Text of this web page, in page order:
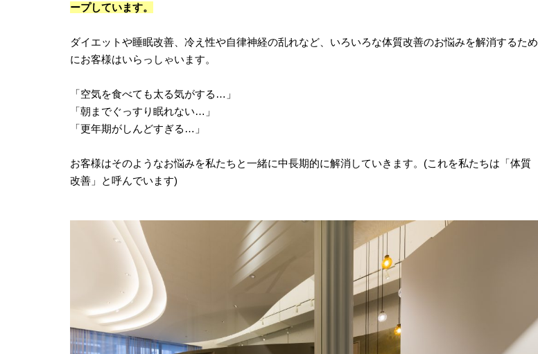
ープしています。
ダイエットや睡眠改善、冷え性や自律神経の乱れなど、いろいろな体質改善のお悩みを解消するため
にお客様はいらっしゃいます。
「空気を食べても太る気がする…」
「朝までぐっすり眠れない…」
「更年期がしんどすぎる…」
お客様はそのようなお悩みを私たちと一緒に中長期的に解消していきます。(これを私たちは「体質
改善」と呼んでいます)